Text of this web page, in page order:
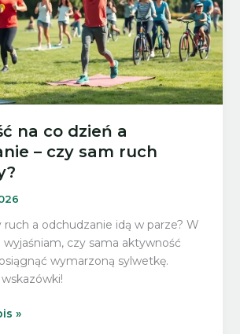
na co dzień a
– czy sam ruch
ruch a odchudzanie idą w parze? W
czy sama aktywność
wymarzoną sylwetkę.
»